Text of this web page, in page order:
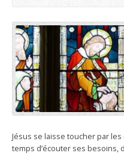
Jésus se laisse toucher par
temps d’écouter ses besoins,